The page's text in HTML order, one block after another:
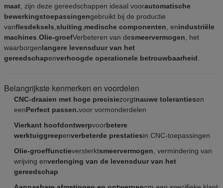
maat , zijn deze gereedschappen ideaal voorautomatische
bewerkingstoepassingengebruikt bij de productie
vanflesdeksels sluiting medische componenten , enindustriële
machines Olie-groefVerbeteren van desmeervermogen , het
waarborgenlangere levensduur van het
gereedschapenverhoogde operationele betrouwbaarheid
Belangrijkste kenmerken en voordelen
CNC-draaien met hoge precisiezorgtnauwe tolerantiesen
eenPerfect passen.voor vormonderdelen
Vierkant hoofdontwerpvoorbetere
werktuiggreepenverbeterde prestatiesin CNC-toepassingen
Olie-groeffunctieversterktsmeervermogen , vermindering van
wrijving enverlenging van de levensduur van het
gereedschap